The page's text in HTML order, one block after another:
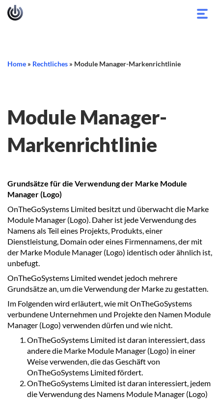
Home » Rechtliches » Module Manager-Markenrichtlinie
Module Manager-
Markenrichtlinie
Grundsätze für die Verwendung der Marke Module
Manager (Logo)
OnTheGoSystems Limited besitzt und überwacht die Marke
Module Manager (Logo). Daher ist jede Verwendung des
Namens als Teil eines Projekts, Produkts, einer
Dienstleistung, Domain oder eines Firmennamens, der mit
der Marke Module Manager (Logo) identisch oder ähnlich ist,
unbefugt.
OnTheGoSystems Limited wendet jedoch mehrere
Grundsätze an, um die Verwendung der Marke zu gestatten.
Im Folgenden wird erläutert, wie mit OnTheGoSystems
verbundene Unternehmen und Projekte den Namen Module
Manager (Logo) verwenden dürfen und wie nicht.
OnTheGoSystems Limited ist daran interessiert, dass
andere die Marke Module Manager (Logo) in einer
Weise verwenden, die das Geschäft von
OnTheGoSystems Limited fördert.
OnTheGoSystems Limited ist daran interessiert, jedem
die Verwendung des Namens Module Manager (Logo)